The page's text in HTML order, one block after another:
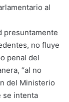
al
presuntamente
no fluye
penal del
“al no
del Ministerio
se intenta